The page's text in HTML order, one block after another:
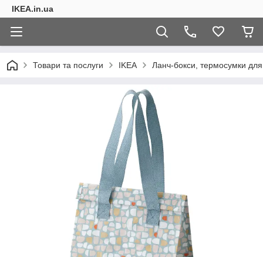
IKEA.in.ua
Товари та послуги IKEA Ланч-бокси, термосумки для